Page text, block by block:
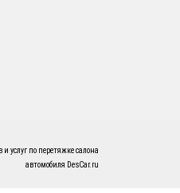
услуг по перетяжке салона
автомобиля DesCar.ru